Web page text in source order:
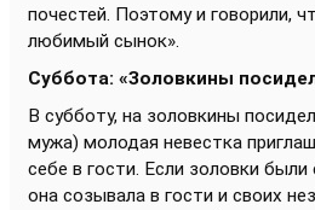
почестей. Поэтому и говорили,
любимый сынок».
Суббота: «Золовкины
В субботу, на золовкины
мужа) молодая невестка
себе в гости. Если золовки
она созывала в гости и своих